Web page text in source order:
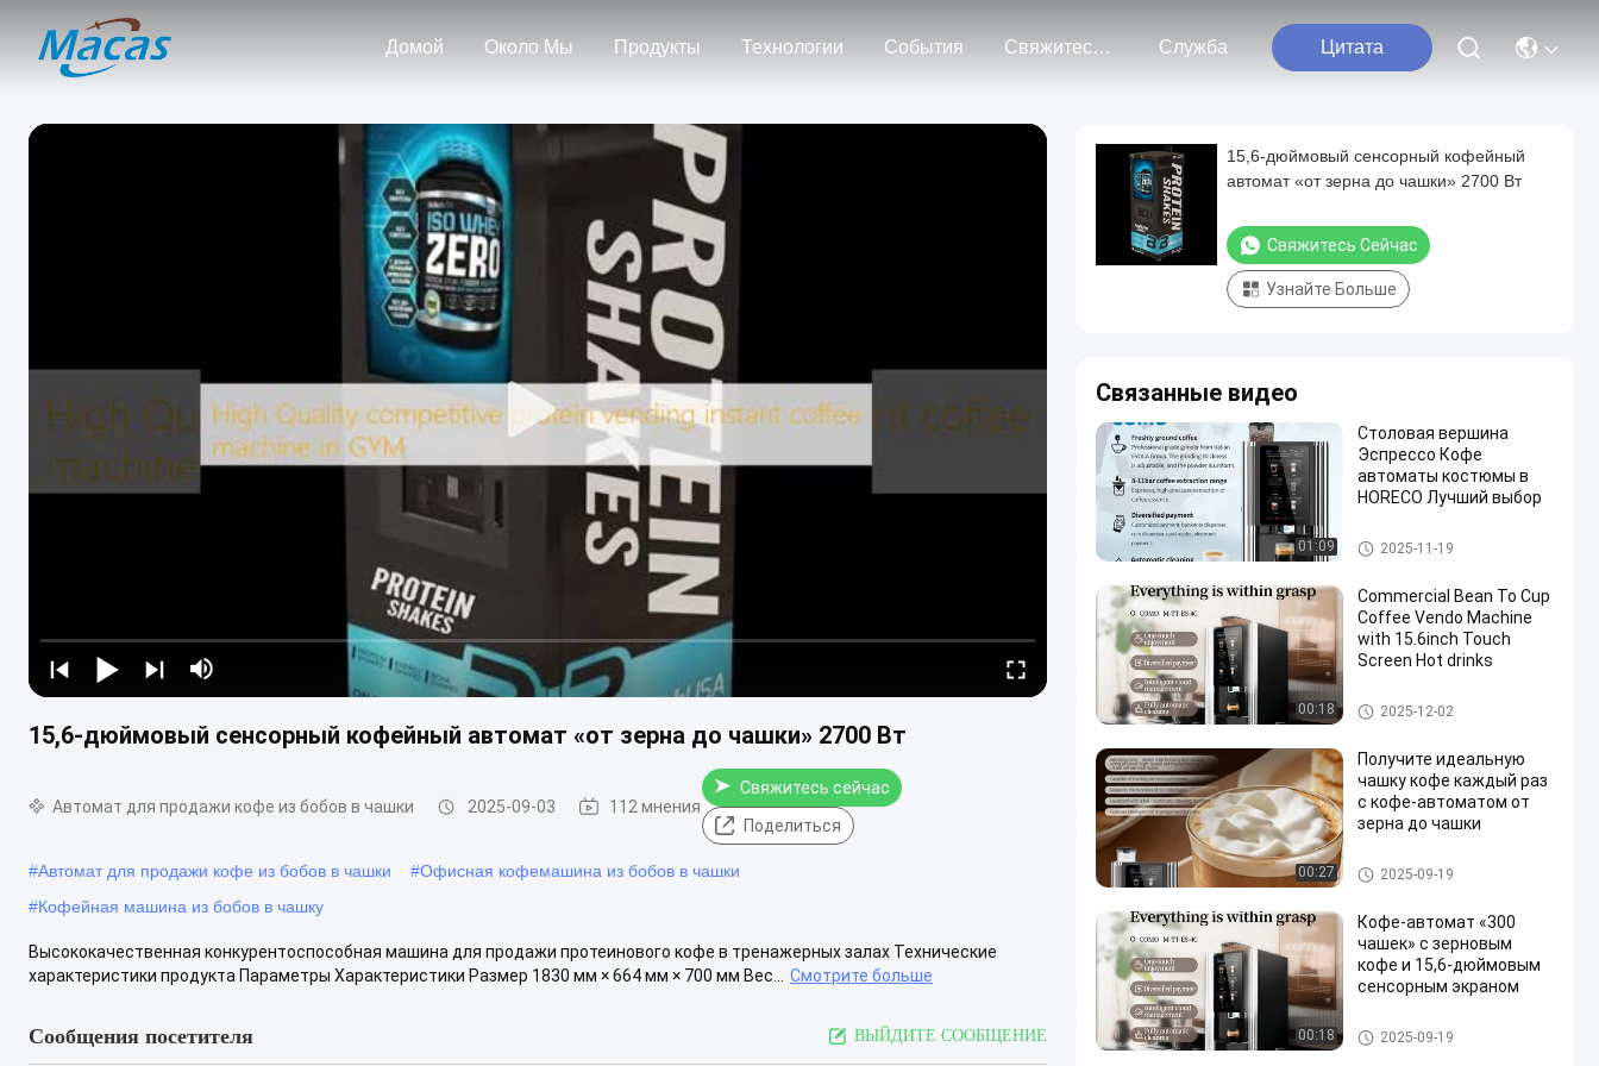
Домой Около Мы Продукты Технологии События Свяжитесь С Нами Служба Цитата
15,6-дюймовый сенсорный кофейный автомат «от зерна до чашки» 2700 Вт
Автомат для продажи кофе из бобов в чашки 2025-09-03 112 мнения
Свяжитесь сейчас
Поделиться
#Автомат для продажи кофе из бобов в чашки #Офисная кофемашина из бобов в чашки
#Кофейная машина из бобов в чашку
Высококачественная конкурентоспособная машина для продажи протеинового кофе в тренажерных залах Технические
характеристики продукта Параметры Характеристики Размер 1830 мм × 664 мм × 700 мм Вес...
Смотрите больше
Сообщения посетителя ВЫЙДИТЕ СООБЩЕНИЕ
15,6-дюймовый сенсорный кофейный
автомат «от зерна до чашки» 2700 Вт
Свяжитесь Сейчас
Узнайте Больше
Связанные видео
01:09
Столовая вершина
Эспрессо Кофе
автоматы костюмы в
HORECO Лучший выбор
Автомат для продажи кофе
из бобов в чашки
2025-11-19
00:18
Commercial Bean To Cup
Coffee Vendo Machine
with 15.6inch Touch
Screen Hot drinks
Автомат для продажи кофе
из бобов в чашки
2025-12-02
00:27
Получите идеальную
чашку кофе каждый раз
с кофе-автоматом от
зерна до чашки
Автомат для продажи кофе
из бобов в чашки
2025-09-19
00:18
Кофе-автомат «300
чашек» с зерновым
кофе и 15,6-дюймовым
сенсорным экраном
Автомат для продажи кофе
из бобов в чашки
2025-09-19